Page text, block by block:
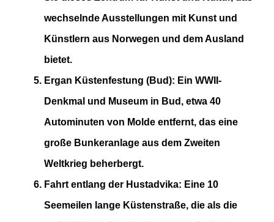
wechselnde Ausstellungen mit Kunst und
Künstlern aus Norwegen und dem Ausland
bietet​​.
Ergan Küstenfestung (Bud): Ein WWII-
Denkmal und Museum in Bud, etwa 40
Autominuten von Molde entfernt, das eine
große Bunkeranlage aus dem Zweiten
Weltkrieg beherbergt​​.
Fahrt entlang der Hustadvika: Eine 10
Seemeilen lange Küstenstraße, die als die